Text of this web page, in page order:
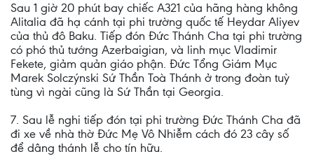
Sau 1 giờ 20 phút bay chiếc A321 của hãng hàng không
Alitalia đã hạ cánh tại phi trường quốc tế Heydar Aliyev
của thủ đô Baku. Tiếp đón Đức Thánh Cha tại phi trường
có phó thủ tướng Azerbaigian, và linh mục Vladimir
Fekete, giảm quản giáo phận. Đức Tổng Giám Mục
Marek Solczýnski Sứ Thần Toà Thánh ở trong đoàn tuỳ
tùng vì ngài cũng là Sứ Thần tại Georgia.
7. Sau lễ nghi tiếp đón tại phi trường Đức Thánh Cha đã
đi xe về nhà thờ Đức Mẹ Vô Nhiễm cách đó 23 cây số
để dâng thánh lễ cho tín hữu.